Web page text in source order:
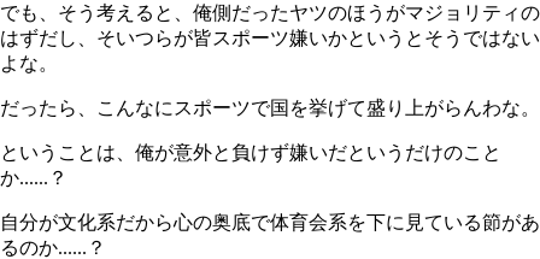
でも、そう考えると、俺側だったヤツのほうがマジョリティの
はずだし、そいつらが皆スポーツ嫌いかというとそうではない
よな。
だったら、こんなにスポーツで国を挙げて盛り上がらんわな。
ということは、俺が意外と負けず嫌いだというだけのこと
か......？
自分が文化系だから心の奥底で体育会系を下に見ている節があ
るのか......？